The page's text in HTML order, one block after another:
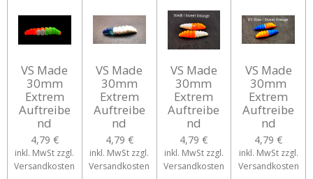
VS Made
30mm
Extrem
Auftreibe
nd
4,79 €
inkl. MwSt zzgl.
Versandkosten
VS Made
30mm
Extrem
Auftreibe
nd
4,79 €
inkl. MwSt zzgl.
Versandkosten
VS Made
30mm
Extrem
Auftreibe
nd
4,79 €
inkl. MwSt zzgl.
Versandkosten
VS Made
30mm
Extrem
Auftreibe
nd
4,79 €
inkl. MwSt zzgl.
Versandkosten